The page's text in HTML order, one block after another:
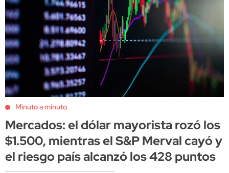
Minuto a minuto
Mercados: el dólar mayorista rozó los
$1.500, mientras el S&P Merval cayó y
el riesgo país alcanzó los 428 puntos